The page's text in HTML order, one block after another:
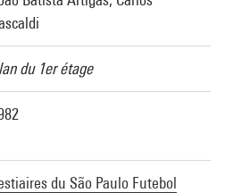
du 1er étage
du São Paulo Futebol